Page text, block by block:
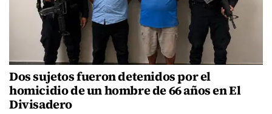
Dos sujetos fueron detenidos por el
homicidio de un hombre de 66 años en El
Divisadero